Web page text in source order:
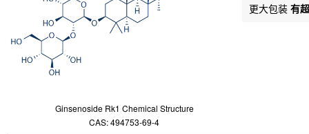
Ginsenoside Rk1 Chemical Structure
CAS: 494753-69-4
更大包装 有